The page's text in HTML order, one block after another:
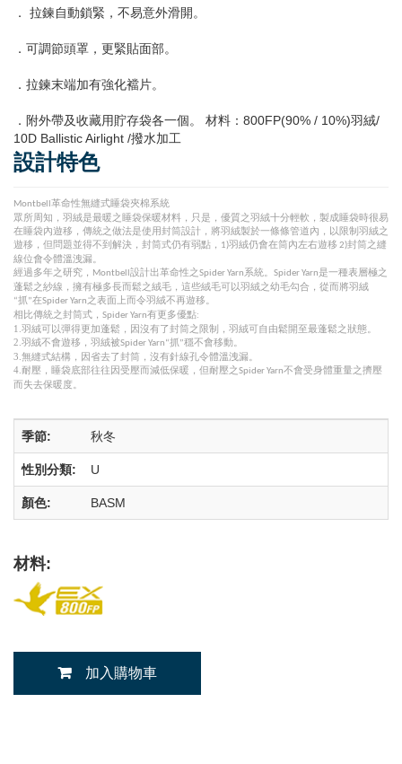
． 拉鍊自動鎖緊，不易意外滑開。
．可調節頭罩，更緊貼面部。
．拉鍊末端加有強化襠片。
．附外帶及收藏用貯存袋各一個。 材料：800FP(90% / 10%)羽絨/
10D Ballistic Airlight /撥水加工
設計特色
Montbell革命性無縫式睡袋夾棉系統
眾所周知，羽絨是最暖之睡袋保暖材料，只是，優質之羽絨十分輕軟，製成睡袋時很易
在睡袋內遊移，傳統之做法是使用封筒設計，將羽絨製於一條條管道內，以限制羽絨之
遊移，但問題並得不到解決，封筒式仍有弱點， 1)羽絨仍會在筒內左右遊移 2)封筒之縫
線位會令體溫洩漏。
經過多年之研究， Montbell設計出革命性之Spider Yarn系統。 Spider Yarn是一種表層極之
蓬鬆之紗線，擁有極多長而鬆之絨毛，這些絨毛可以羽絨之幼毛勾合，從而將羽絨
“抓”在Spider Yarn之表面上而令羽絨不再遊移。
相比傳統之封筒式， Spider Yarn有更多優點:
1.羽絨可以彈得更加蓬鬆，因沒有了封筒之限制，羽絨可自由鬆開至最蓬鬆之狀態。
2.羽絨不會遊移，羽絨被Spider Yarn“抓”穩不會移動。
3.無縫式結構，因省去了封筒，沒有針線孔令體溫洩漏。
4.耐壓，睡袋底部往往因受壓而減低保暖，但耐壓之Spider Yarn不會受身體重量之擠壓
而失去保暖度。
季節: 秋冬
性別分類: U
顏色: BASM
材料:
加入購物車